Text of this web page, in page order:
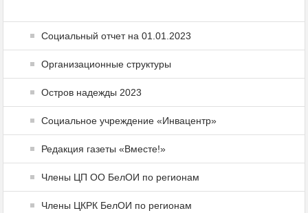
Социальный отчет на 01.01.2023
Организационные структуры
Остров надежды 2023
Социальное учреждение «Инвацентр»
Редакция газеты «Вместе!»
Члены ЦП ОО БелОИ по регионам
Члены ЦКРК БелОИ по регионам